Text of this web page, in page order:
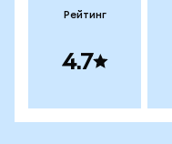
Рейтинг
4.7